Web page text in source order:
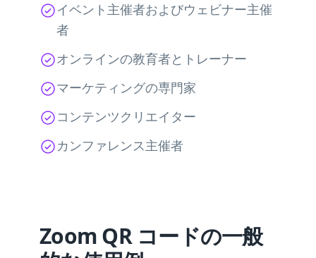
イベント主催者およびウェビナー主催
者
オンラインの教育者とトレーナー
マーケティングの専門家
コンテンツクリエイター
カンファレンス主催者
Zoom QR コードの一般